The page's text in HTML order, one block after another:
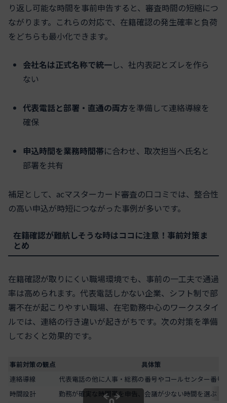
り返し可能な時間を事前申告すると、審査時間の短縮につ
ながります。これらの対応で、在籍確認の発生確率と負荷
をどちらも最小化できます。
会社名は正式名称で統一し、社内表記とズレを作ら
ない
代表電話と部署・直通の両方を準備して連絡導線を
確保
申込時間を業務時間帯に合わせ、取次担当へ氏名と
部署を共有
補足として、acマスターカード審査の口コミでは、整合性
の高い申込が時短につながった事例が多いです。
在籍確認が難航しそうな時はココに注意！事前対策ま
とめ
在籍確認が取りにくい職場環境でも、事前の一工夫で通過
率は高められます。代表電話しかない企業、シフト制で部
署不在が起こりやすい職場、在宅勤務中心のワークスタイ
ルでは、連絡の行き違いが起きがちです。次の対策を準備
しておくと効果的です。
事前対策の観点
具体策
連絡導線
代表電話の他に人事・総務の番号やコールセンター番号
時間設計
勤務が確実な時間帯を申告、会議が少ない時間を選ぶ